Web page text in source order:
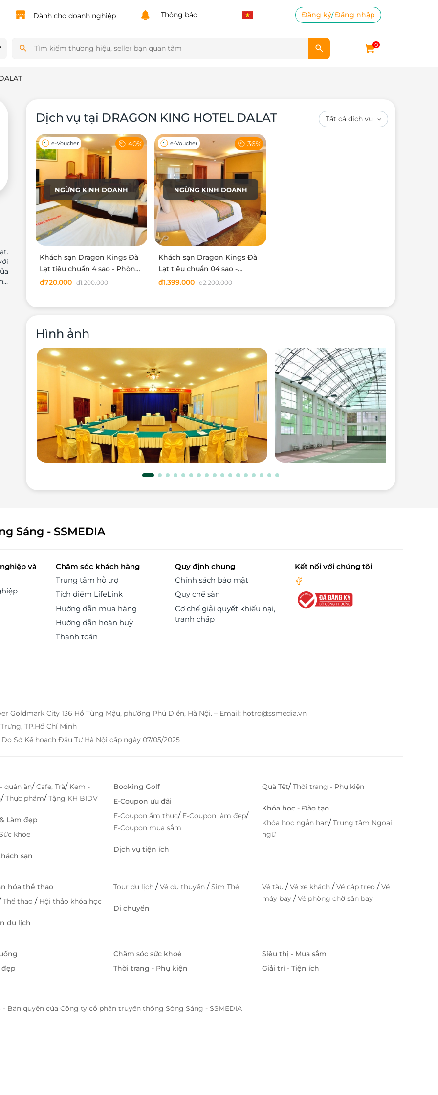
Dành cho doanh nghiệp Thông báo Đăng ký/Đăng nhập
0
Dịch vụ tại DRAGON KING HOTEL DALAT
NGỪNG KINH DOANH
e-Voucher 40%
Khách sạn Dragon Kings Đà
Lạt tiêu chuẩn 4 sao - Phòng
Superior gồm ăn sáng -
đ720.000 đ1.200.000
NGỪNG KINH DOANH
e-Voucher 36%
Khách sạn Dragon Kings Đà
Lạt tiêu chuẩn 04 sao -
Phòng Junior Suite gồm ăn
đ1.399.000 đ2.200.000
Hình ảnh
Sáng - SSMEDIA
và
Chăm sóc khách hàng
Trung tâm hỗ trợ
Tích điểm LifeLink
Hướng dẫn mua hàng
Hướng dẫn hoàn huỷ
Thanh toán
Quy định chung
Chính sách bảo mật
Quy chế sàn
Cơ chế giải quyết khiếu nại,
tranh chấp
Kết nối với chúng tôi
Goldmark City 136 Hồ Tùng Mậu, phường Phú Diễn, Hà Nội. – Email: hotro@ssmedia.vn
TP.Hồ Chí Minh
Sở Kế hoạch Đầu Tư Hà Nội cấp ngày 07/05/2025
quán ăn/Cafe, Trà/ Kem -
/Thực phẩm/Tặng KH BIDV
Làm đẹp
khỏe
sạn
Booking Golf
E-Coupon ưu đãi
E-Coupon ẩm thực/ E-Coupon làm đẹp/
E-Coupon mua sắm
Dịch vụ tiện ích
Quà Tết/Thời trang - Phụ kiện
Khóa học - Đào tạo
Khóa học ngắn hạn/Trung tâm Ngoại
ngữ
hóa thể thao
Thể thao / Hội thảo khóa học
du lịch
Tour du lịch /Vé du thuyền /Sim Thẻ
Di chuyển
Vé tàu /Vé xe khách /Vé cáp treo /Vé
máy bay /Vé phòng chờ sân bay
đẹp
Chăm sóc sức khoẻ
Thời trang - Phụ kiện
Siêu thị - Mua sắm
Giải trí - Tiện ích
- Bản quyền của Công ty cổ phần truyền thông Sông Sáng - SSMEDIA